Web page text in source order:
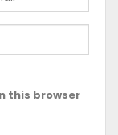
this browser